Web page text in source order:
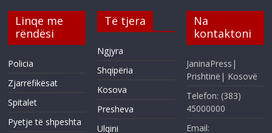
Linqe me
rëndësi
Policia
Zjarrëfikësat
Spitalet
Pyetje të shpeshta
Të tjera
Ngjyra
Shqipëria
Kosova
Presheva
Ulqini
Na
kontaktoni
JaninaPress|
Prishtinë| Kosovë
Telefon: (383)
45000000
Email: